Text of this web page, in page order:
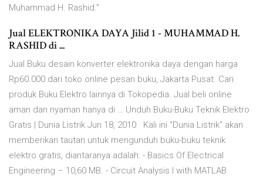
Muhammad H. Rashid.”
Jual ELEKTRONIKA DAYA Jilid 1 - MUHAMMAD H.
RASHID di ...
Jual Buku desain konverter elektronika daya dengan harga
Rp60.000 dari toko online pesan buku, Jakarta Pusat. Cari
produk Buku Elektro lainnya di Tokopedia. Jual beli online
aman dan nyaman hanya di … Unduh Buku-Buku Teknik Elektro
Gratis | Dunia Listrik Jun 18, 2010 · Kali ini "Dunia Listrik" akan
memberikan tautan untuk mengunduh buku-buku teknik
elektro gratis, diantaranya adalah: - Basics Of Electrical
Engineering – 10,60 MB. - Circuit Analysis I with MATLAB